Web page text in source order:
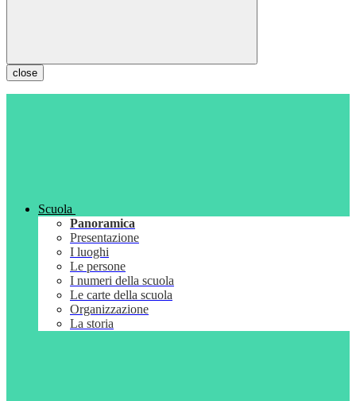
close
Scuola
Panoramica
Presentazione
I luoghi
Le persone
I numeri della scuola
Le carte della scuola
Organizzazione
La storia